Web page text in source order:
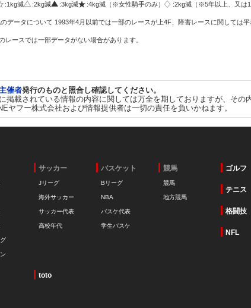
:1kg減 :2kg減 :3kg減 :4kg減（※女性騎手のみ）
:2kg減（※5年以上、又は
データについて 1993年4月以前では一部のレースが上4F、障害レースに関しては
レースでは一部データがない場合があります。
催者発行のものと照合し確認してください。
掲載されている情報の内容に関しては万全を期しておりますが、そ
ヤフー株式会社および情報提供者は一切の責任を負いかねます。
サッカー
Jリーグ
海外サッカー
サッカー代表
高校年代
バスケット
Bリーグ
NBA
バスケ代表
学生バスケ
競馬
競馬
地方競馬
ゴルフ
テニス
格闘技
NFL
toto